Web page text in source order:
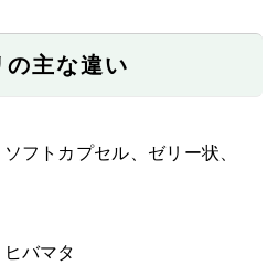
の主な違い
フトカプセル、ゼリー状、
バマタ